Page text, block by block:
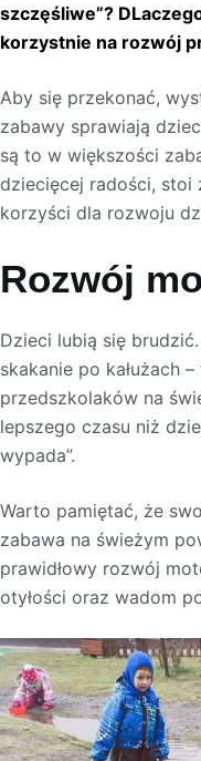
szczęśliwe”?
korzystnie na rozwój
Aby się przekonać,
zabawy sprawiają
są to w większości
dziecięcej radości, stoi
korzyści dla rozwoju
Rozwój
Dzieci lubią się
skakanie po kałużach
przedszkolaków na
lepszego czasu niż
wypada”.
Warto pamiętać, że
zabawa na świeżym
prawidłowy rozwój
otyłości oraz wadom